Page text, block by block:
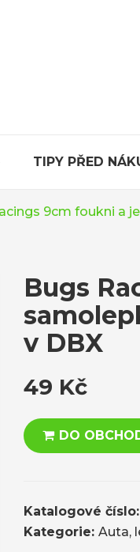
TIPY PŘED
9cm foukni a
Bugs
v DBX
49 Kč
DO
Katalogové číslo:
Kategorie: Auta,